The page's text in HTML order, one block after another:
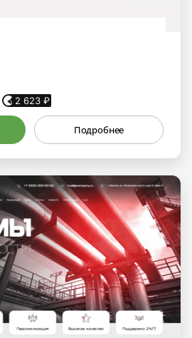
2 623 ₽
Подробнее